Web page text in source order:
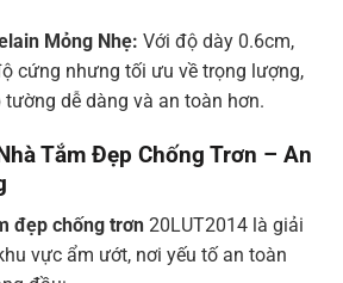
Mỏng Nhẹ: Với độ dày 0.6cm,
cứng nhưng tối ưu về trọng lượng,
dễ dàng và an toàn hơn.
Tắm Đẹp Chống Trơn – An
đẹp chống trơn 20LUT2014 là giải
vực ẩm ướt, nơi yếu tố an toàn